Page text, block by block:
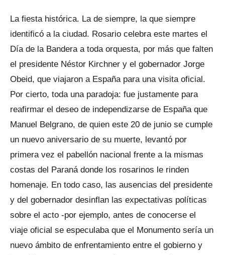
La fiesta histórica. La de siempre, la que siempre
identificó a la ciudad. Rosario celebra este martes el
Día de la Bandera a toda orquesta, por más que falten
el presidente Néstor Kirchner y el gobernador Jorge
Obeid, que viajaron a España para una visita oficial.
Por cierto, toda una paradoja: fue justamente para
reafirmar el deseo de independizarse de España que
Manuel Belgrano, de quien este 20 de junio se cumple
un nuevo aniversario de su muerte, levantó por
primera vez el pabellón nacional frente a la mismas
costas del Paraná donde los rosarinos le rinden
homenaje. En todo caso, las ausencias del presidente
y del gobernador desinflan las expectativas políticas
sobre el acto -por ejemplo, antes de conocerse el
viaje oficial se especulaba que el Monumento sería un
nuevo ámbito de enfrentamiento entre el gobierno y